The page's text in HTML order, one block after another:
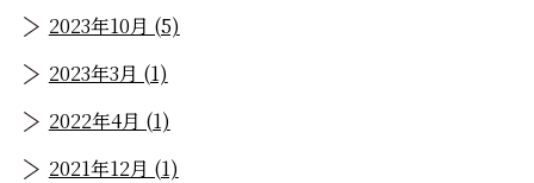
2023年10月 (5)
2023年3月 (1)
2022年4月 (1)
2021年12月 (1)